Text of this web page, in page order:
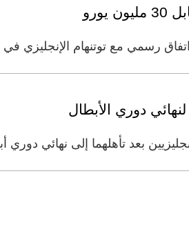
رسمي مع توتنهام الإنجليزي في
لنهائي دوري الأبطال
بعد تأهلهما إلى نهائي